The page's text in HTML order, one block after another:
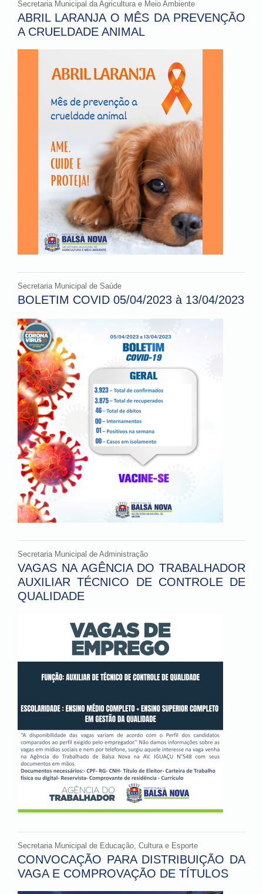
Secretaria Municipal da Agricultura e Meio Ambiente
ABRIL LARANJA O MÊS DA PREVENÇÃO
A CRUELDADE ANIMAL
Secretaria Municipal de Saúde
BOLETIM COVID 05/04/2023 à 13/04/2023
Secretaria Municipal de Administração
VAGAS NA AGÊNCIA DO TRABALHADOR
AUXILIAR TÉCNICO DE CONTROLE DE
QUALIDADE
Secretaria Municipal de Educação, Cultura e Esporte
CONVOCAÇÃO PARA DISTRIBUIÇÃO DA
VAGA E COMPROVAÇÃO DE TÍTULOS